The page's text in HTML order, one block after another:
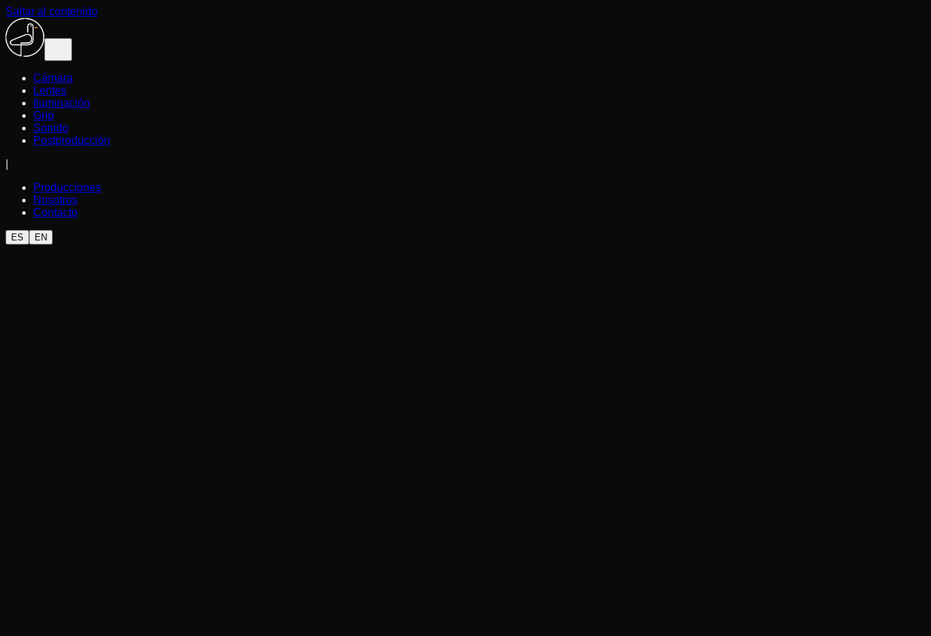
Saltar al contenido
Cámara
Lentes
Iluminación
Grip
Sonido
Postproducción
Producciones
Nosotros
Contacto
ES EN